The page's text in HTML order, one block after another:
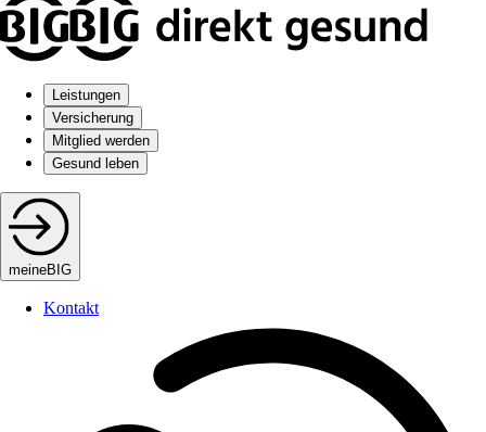
Leistungen
Versicherung
Mitglied werden
Gesund leben
meineBIG
Kontakt